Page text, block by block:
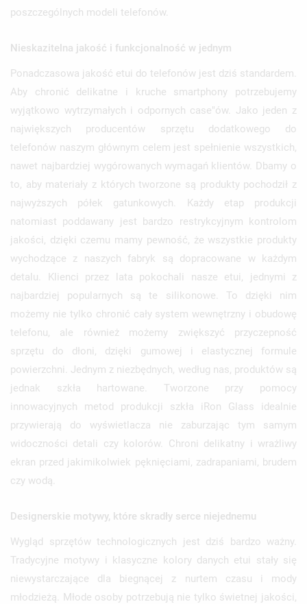
poszczególnych modeli telefonów.
Nieskazitelna jakość i funkcjonalność w jednym
Ponadczasowa jakość etui do telefonów jest dziś standardem.
Aby chronić delikatne i kruche smartphony potrzebujemy
wyjątkowo wytrzymałych i odpornych case"ów. Jako jeden z
największych producentów sprzętu dodatkowego do
telefonów naszym głównym celem jest spełnienie wszystkich,
nawet najbardziej wygórowanych wymagań klientów. Dbamy o
to, aby materiały z których tworzone są produkty pochodził z
najwyższych półek gatunkowych. Każdy etap produkcji
natomiast poddawany jest bardzo restrykcyjnym kontrolom
jakości, dzięki czemu mamy pewność, że wszystkie produkty
wychodzące z naszych fabryk są dopracowane w każdym
detalu. Klienci przez lata pokochali nasze etui, jednymi z
najbardziej popularnych są te silikonowe. To dzięki nim
możemy nie tylko chronić cały system wewnętrzny i obudowę
telefonu, ale również możemy zwiększyć przyczepność
sprzętu do dłoni, dzięki gumowej i elastycznej formule
powierzchni. Jednym z niezbędnych, według nas, produktów są
jednak szkła hartowane. Tworzone przy pomocy
innowacyjnych metod produkcji szkła iRon Glass idealnie
przywierają do wyświetlacza nie zaburzając tym samym
widoczności detali czy kolorów. Chroni delikatny i wrażliwy
ekran przed jakimikolwiek pęknięciami, zadrapaniami, brudem
czy wodą.
Designerskie motywy, które skradły serce niejednemu
Wygląd sprzętów technologicznych jest dziś bardzo ważny.
Tradycyjne motywy i klasyczne kolory danych etui stały się
niewystarczające dla biegnącej z nurtem czasu i mody
młodzieżą. Młode osoby potrzebują nie tylko świetnej jakości,